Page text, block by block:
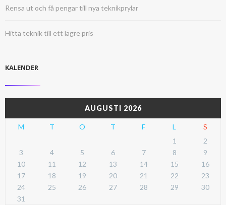
Rensa ut och få pengar till nya teknikprylar
Hitta teknik till ett lägre pris
KALENDER
AUGUSTI 2026
M T O T F L
S
1
2
3
4 5 6 7 8
9
10
11 12 13 14 15
16
17
18 19 20 21 22
23
24
25 26 27 28 29
30
31